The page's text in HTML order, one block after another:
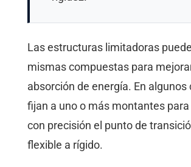
Las estructuras limitadoras
mismas compuestas para
absorción de energía. En algunos
fijan a uno o más montantes
con precisión el punto de
flexible a rígido.